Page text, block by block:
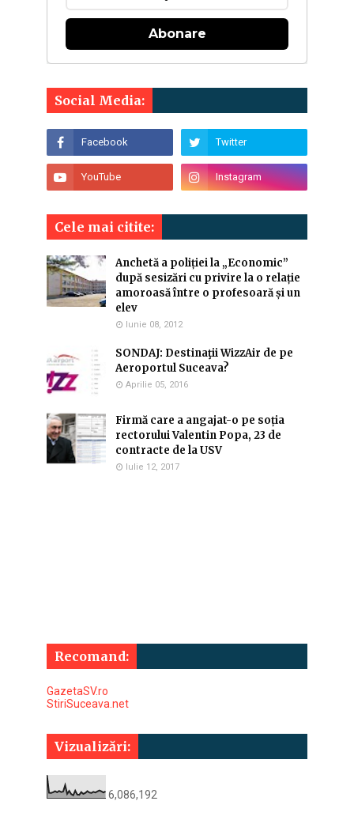
Abonare
Social Media:
Cele mai citite:
Anchetă a poliției la „Economic”
după sesizări cu privire la o relație
amoroasă între o profesoară și un
elev
Iunie 08, 2012
SONDAJ: Destinaţii WizzAir de pe
Aeroportul Suceava?
Aprilie 05, 2016
Firmă care a angajat-o pe soția
rectorului Valentin Popa, 23 de
contracte de la USV
Iulie 12, 2017
Recomand:
GazetaSV.ro
StiriSuceava.net
Vizualizări:
6,086,192